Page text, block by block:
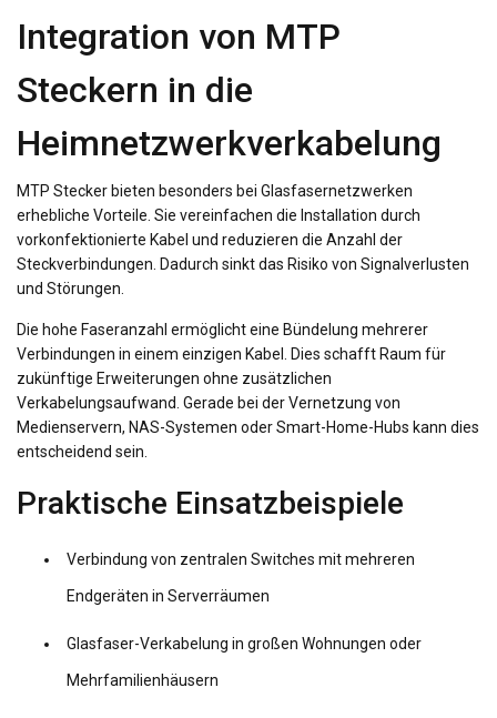
Integration von MTP
Steckern in die
Heimnetzwerkverkabelung
MTP Stecker bieten besonders bei Glasfasernetzwerken
erhebliche Vorteile. Sie vereinfachen die Installation durch
vorkonfektionierte Kabel und reduzieren die Anzahl der
Steckverbindungen. Dadurch sinkt das Risiko von Signalverlusten
und Störungen.
Die hohe Faseranzahl ermöglicht eine Bündelung mehrerer
Verbindungen in einem einzigen Kabel. Dies schafft Raum für
zukünftige Erweiterungen ohne zusätzlichen
Verkabelungsaufwand. Gerade bei der Vernetzung von
Medienservern, NAS-Systemen oder Smart-Home-Hubs kann dies
entscheidend sein.
Praktische Einsatzbeispiele
Verbindung von zentralen Switches mit mehreren
Endgeräten in Serverräumen
Glasfaser-Verkabelung in großen Wohnungen oder
Mehrfamilienhäusern